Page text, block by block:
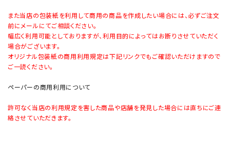
また当店の包装紙を利用して商用の商品を作成したい場合には、必ずご注文
前にメールにてご相談ください。
幅広く利用可能としておりますが、利用目的によってはお断りさせていただく
場合がございます。
オリジナル包装紙の商用利用規定は下記リンクでもご確認いただけますので
ご一読ください。
ペーパーの商用利用について
許可なく当店の利用規定を害した商品や店舗を発見した場合には直ちにご連
絡させていただきます。